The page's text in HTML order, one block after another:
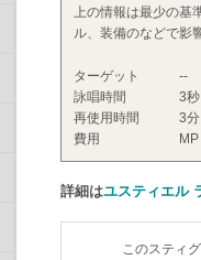
上の情報は最少の基
ル、装備のなどで影
ターゲット
--
詠唱時間
3秒
再使用時間
3分
費用
詳細はユスティエル
このスティ